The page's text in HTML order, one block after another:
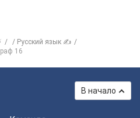
Русский язык ✍
16
В начало